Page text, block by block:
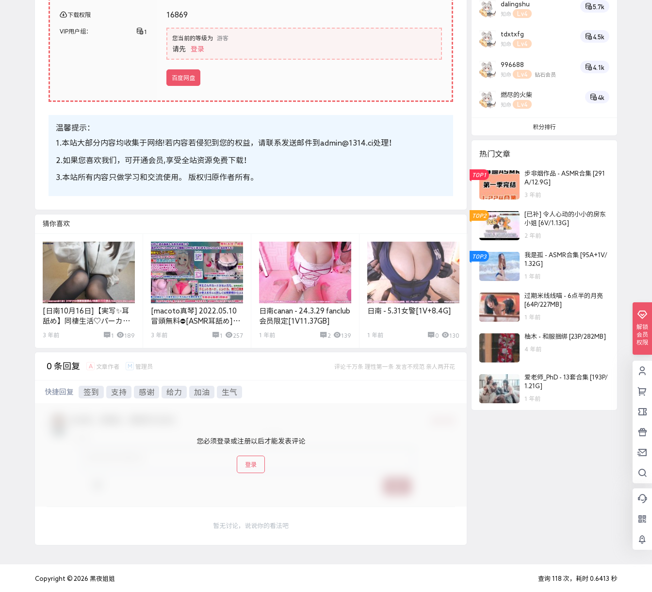
下载权限
VIP用户组： 1
16869
您当前的等级为 游客
请先 登录
百度网盘
温馨提示：
1.本站大部分内容均收集于网络!若内容若侵犯到您的权益，请联系发送邮件到admin@1314.ci处理！
2.如果您喜欢我们，可开通会员,享受全站资源免费下载！
3.本站所有内容只做学习和交流使用。 版权归原作者所有。
猜你喜欢
[日南10月16日]【実写✨耳
舐め】同棲生活♡パーカー
黒タイツ彼女♡大好きなキ
ASMR-Ear licking】
3 年前 1 189
[macoto真琴] 2022.05.10
冒頭無料⛔[ASMR耳舐め]
300万円新機材！拘束調教
3 年前 1 257
日南canan - 24.3.29 fanclub
会员限定[1V11.37GB]
1 年前 2 139
日南 - 5.31女警[1V+8.4G]
1 年前 0 130
0 条回复 A 文章作者 M 管理员 评论千万条 理性第一条 发言不规范 亲人两开花
快捷回复 签到 支持 感谢 给力 加油 生气
您必须登录或注册以后才能发表评论
登录
暂无讨论，说说你的看法吧
dalingshu
知命 Lv4
5.7k
tdxtxfg
知命 Lv4
4.5k
996688
知命 Lv4 钻石会员
4.1k
燃尽的火柴
知命 Lv4
4k
积分排行
热门文章
TOP1
步非烟作品 - ASMR合集 [291
A/12.9G]
3 年前
TOP2
[已补] 令人心动的小小的房东
小姐 [6V/1.13G]
2 年前
TOP3
我是孤 - ASMR合集 [95A+1V/
1.32G]
1 年前
过期米线线喵 - 6点半的月亮
[64P/227MB]
1 年前
柚木 - 和服捆绑 [23P/282MB]
4 年前
爱老师_PhD - 13套合集 [193P/
1.21G]
1 年前
解锁
会员
权限
Copyright © 2026 黑夜姐姐 查询 118 次，耗时 0.6413 秒